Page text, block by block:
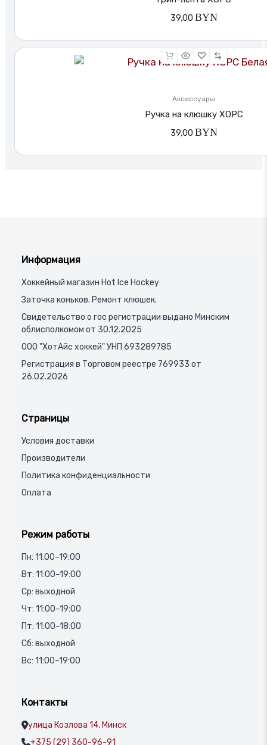
по
39,00 BYN
Аксессуары
Ручка на клюшку XOPC
39,00 BYN
Информация
Хоккейный магазин Hot Ice Hockey
Заточка коньков. Ремонт клюшек.
Свидетельство о гос регистрации выдано Минским
облисполкомом от 30.12.2025
ООО "ХотАйс хоккей" УНП 693289785
Регистрация в Торговом реестре 769933 от
26.02.2026
Страницы
Условия доставки
Производители
Политика конфиденциальности
Оплата
Режим работы
Пн: 11:00–19:00
Вт: 11:00–19:00
Ср: выходной
Чт: 11:00–19:00
Пт: 11:00–18:00
Сб: выходной
Вс: 11:00–19:00
Контакты
улица Козлова 14, Минск
+375 (29) 360-96-91